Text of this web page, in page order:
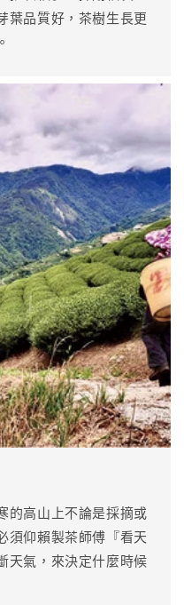
葉品質好，茶樹生長更
的高山上不論是採摘或
須仰賴製茶師傅『看天
天氣，來決定什麼時候